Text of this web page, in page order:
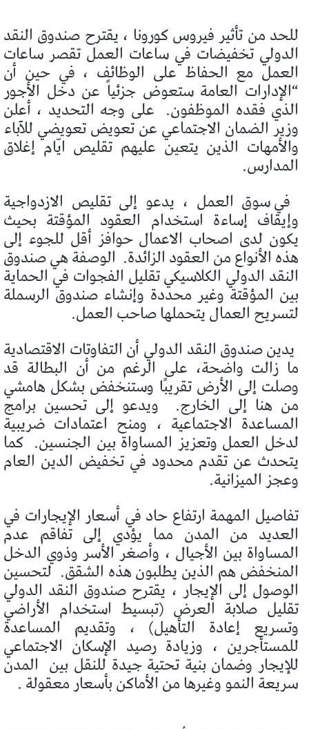
للحد من تأثير فيروس كورونا ، يقترح صندوق النقد
الدولي تخفيضات في ساعات العمل تقصر ساعات
العمل مع الحفاظ على الوظائف ، في حين أن
“الإدارات العامة ستعوض جزئياً عن دخل الأجور
الذي فقده الموظفون. على وجه التحديد ، أعلن
وزير الضمان الاجتماعي عن تعويض تعويضي للآباء
والأمهات الذين يتعين عليهم تقليص ايّام إغلاق
المدارس.
في سوق العمل ، يدعو إلى تقليص الازدواجية
وإيقاف إساءة استخدام العقود المؤقتة بحيث
يكون لدى اصحاب الاعمال حوافز أقل للجوء إلى
هذه الأنواع من العقود الزائدة. الوصفة هي صندوق
النقد الدولي الكلاسيكي تقليل الفجوات في الحماية
بين المؤقتة وغير محددة وإنشاء صندوق الرسملة
لتسريح العمال يتحملها صاحب العمل.
يدين صندوق النقد الدولي أن التفاوتات الاقتصادية
ما زالت واضحة، على الرغم من أن البطالة قد
وصلت إلى الأرض تقريبًا وستنخفض بشكل هامشي
من هنا إلى الخارج. ويدعو إلى تحسين برامج
المساعدة الاجتماعية ، ومنح اعتمادات ضريبية
لدخل العمل وتعزيز المساواة بين الجنسين. كما
يتحدث عن تقدم محدود في تخفيض الدين العام
وعجز الميزانية.
تفاصيل المهمة ارتفاع حاد في أسعار الإيجارات في
العديد من المدن مما يؤدي إلى تفاقم عدم
المساواة بين الأجيال ، وأصغر الأسر وذوي الدخل
المنخفض هم الذين يطلبون هذه الشقق. لتحسين
الوصول إلى الإيجار ، يقترح صندوق النقد الدولي
تقليل صلابة العرض (تبسيط استخدام الأراضي
وتسريع إعادة التأهيل) ، وتقديم المساعدة
للمستأجرين ، وزيادة رصيد الإسكان الاجتماعي
للإيجار وضمان بنية تحتية جيدة للنقل بين المدن
سريعة النمو وغيرها من الأماكن بأسعار معقولة .